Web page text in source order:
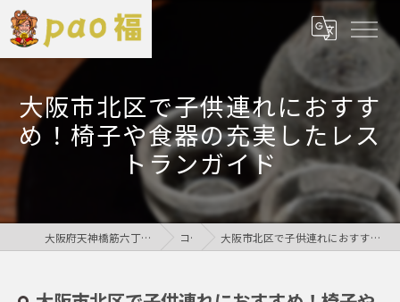
大阪市北区で子供連れにおすす
め！椅子や食器の充実したレス
トランガイド
大阪府天神橋筋六丁目の居酒屋なら鶏居酒屋pao福 コラム 大阪市北区で子供連れにおすすめ！椅子や食器の充実したレストランガイド